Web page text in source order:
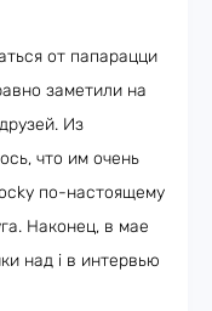
от папарацци
заметили на
Из
что им очень
по-настоящему
Наконец, в мае
над i в интервью